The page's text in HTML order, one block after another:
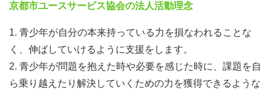
京都市ユースサービス協会の法人活動理念
1. 青少年が自分の本来持っている力を損なわれることな
く、伸ばしていけるように支援をします。
2. 青少年が問題を抱えた時や必要を感じた時に、課題を自
ら乗り越えたり解決していくための力を獲得できるような